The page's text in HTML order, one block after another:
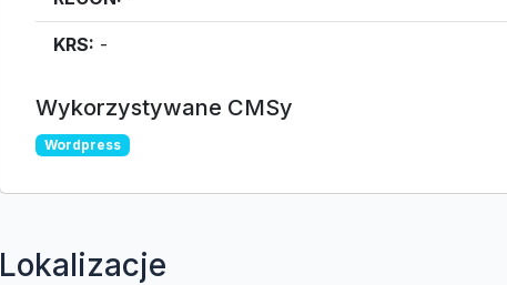
KRS: -
Wykorzystywane CMSy
Wordpress
Lokalizacje